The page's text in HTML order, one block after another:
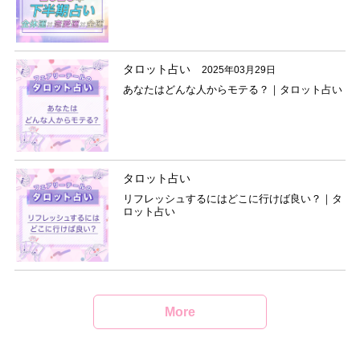
タロット占い 2025年03月29日
あなたはどんな人からモテる？｜タロット占い
タロット占い
リフレッシュするにはどこに行けば良い？｜タ
ロット占い
More